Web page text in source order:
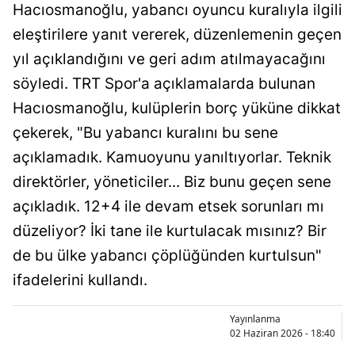
Balıkesir
Bilecik
Bitlis
Bolu
Burdur
Bursa
Çanakkale
Çorum
Hacıosmanoğlu, yabancı oyuncu kuralıyla ilgili
eleştirilere yanıt vererek, düzenlemenin geçen
yıl açıklandığını ve geri adım atılmayacağını
söyledi. TRT Spor'a açıklamalarda bulunan
Hacıosmanoğlu, kulüplerin borç yüküne dikkat
çekerek, "Bu yabancı kuralını bu sene
açıklamadık. Kamuoyunu yanıltıyorlar. Teknik
direktörler, yöneticiler... Biz bunu geçen sene
açıkladık. 12+4 ile devam etsek sorunları mı
düzeliyor? İki tane ile kurtulacak mısınız? Bir
de bu ülke yabancı çöplüğünden kurtulsun"
ifadelerini kullandı.
Yayınlanma
02 Haziran 2026 - 18:40